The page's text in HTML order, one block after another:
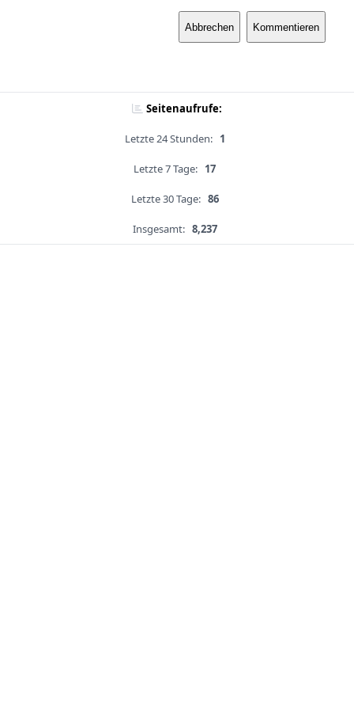
Abbrechen Kommentieren
Seitenaufrufe:
Letzte 24 Stunden: 1
Letzte 7 Tage: 17
Letzte 30 Tage: 86
Insgesamt: 8,237